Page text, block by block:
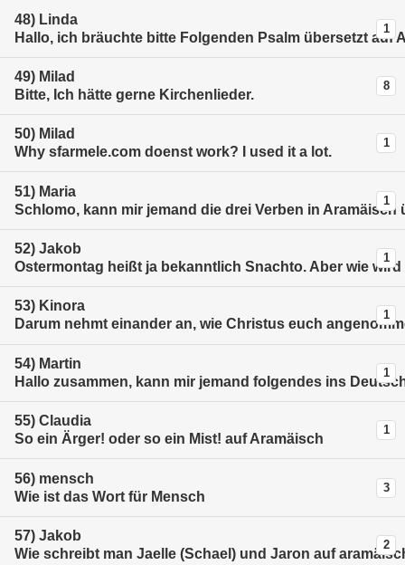
48) Linda
Hallo, ich bräuchte bitte Folgenden Psalm übersetzt auf
1
49) Milad
Bitte, Ich hätte gerne Kirchenlieder.
8
50) Milad
Why sfarmele.com doenst work? I used it a lot.
1
51) Maria
Schlomo, kann mir jemand die drei Verben in
1
52) Jakob
Ostermontag heißt ja bekanntlich Snachto. Aber wie
1
53) Kinora
Darum nehmt einander an, wie Christus euch
1
54) Martin
Hallo zusammen, kann mir jemand folgendes ins
1
55) Claudia
So ein Ärger! oder so ein Mist! auf Aramäisch
1
56) mensch
Wie ist das Wort für Mensch
3
57) Jakob
Wie schreibt man Jaelle (Schael) und Jaron auf
2